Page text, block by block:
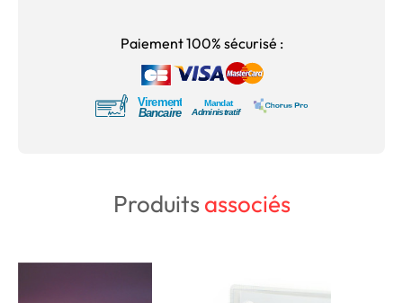
Paiement 100% sécurisé :
Produitsassociés